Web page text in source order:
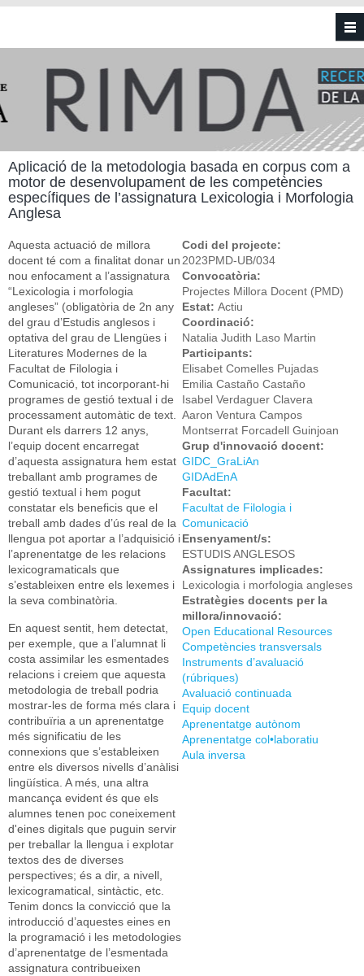
Vés al contingut
Aplicació de la metodologia basada en corpus com a
motor de desenvolupament de les competències
específiques de l’assignatura Lexicologia i Morfologia
Anglesa
Aquesta actuació de millora
docent té com a finalitat donar un
nou enfocament a l’assignatura
“Lexicologia i morfologia
angleses” (obligatòria de 2n any
del grau d’Estudis anglesos i
optativa del grau de Llengües i
Literatures Modernes de la
Facultat de Filologia i
Comunicació, tot incorporant-hi
programes de gestió textual i de
processament automàtic de text.
Durant els darrers 12 anys,
l’equip docent encarregat
d’aquesta assignatura hem estat
treballant amb programes de
gestió textual i hem pogut
constatar els beneficis que el
treball amb dades d’ús real de la
llengua pot aportar a l’adquisició i
l’aprenentatge de les relacions
lexicogramaticals que
s’estableixen entre els lexemes i
la seva combinatòria.
En aquest sentit, hem detectat,
per exemple, que a l’alumnat li
costa assimilar les esmentades
relacions i creiem que aquesta
metodologia de treball podria
mostrar-les de forma més clara i
contribuïria a un aprenentatge
més significatiu de les
connexions que s’estableixen
entre els diversos nivells d’anàlisi
lingüística. A més, una altra
mancança evident és que els
alumnes tenen poc coneixement
d'eines digitals que puguin servir
per treballar la llengua i explotar
textos des de diverses
perspectives; és a dir, a nivell,
lexicogramatical, sintàctic, etc.
Tenim doncs la convicció que la
introducció d’aquestes eines en
la programació i les metodologies
d’aprenentatge de l’esmentada
assignatura contribueixen
Codi del projecte:
2023PMD-UB/034
Convocatòria:
Projectes Millora Docent (PMD)
Estat: Actiu
Coordinació:
Natalia Judith Laso Martin
Participants:
Elisabet Comelles Pujadas
Emilia Castaño Castaño
Isabel Verdaguer Clavera
Aaron Ventura Campos
Montserrat Forcadell Guinjoan
Grup d'innovació docent:
GIDC_GraLiAn
GIDAdEnA
Facultat:
Facultat de Filologia i
Comunicació
Ensenyament/s:
ESTUDIS ANGLESOS
Assignatures implicades:
Lexicologia i morfologia angleses
Estratègies docents per la
millora/innovació:
Open Educational Resources
Competències transversals
Instruments d’avaluació
(rúbriques)
Avaluació continuada
Equip docent
Aprenentatge autònom
Aprenentatge col•laboratiu
Aula inversa